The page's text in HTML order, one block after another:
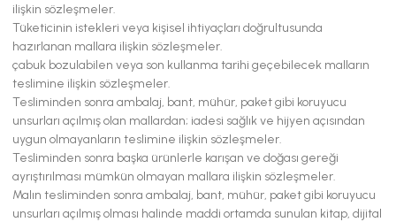
ilişkin sözleşmeler.
Tüketicinin istekleri veya kişisel ihtiyaçları doğrultusunda
hazırlanan mallara ilişkin sözleşmeler.
çabuk bozulabilen veya son kullanma tarihi geçebilecek malların
teslimine ilişkin sözleşmeler.
Tesliminden sonra ambalaj, bant, mühür, paket gibi koruyucu
unsurları açılmış olan mallardan; iadesi sağlık ve hijyen açısından
uygun olmayanların teslimine ilişkin sözleşmeler.
Tesliminden sonra başka ürünlerle karışan ve doğası gereği
ayrıştırılması mümkün olmayan mallara ilişkin sözleşmeler.
Malın tesliminden sonra ambalaj, bant, mühür, paket gibi koruyucu
unsurları açılmış olması halinde maddi ortamda sunulan kitap, dijital